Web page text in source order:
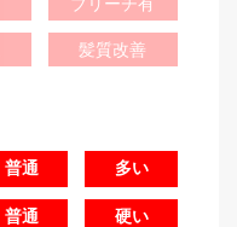
髪質改善
普通 多い
普通 硬い